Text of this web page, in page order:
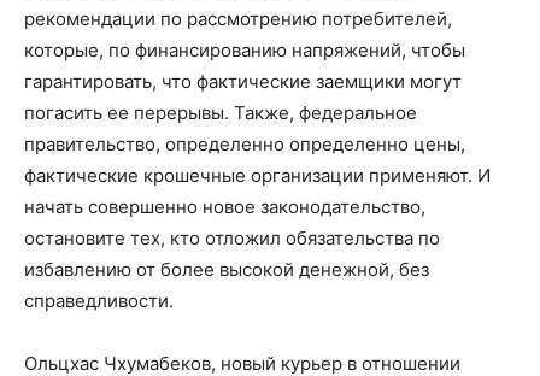
рекомендации по рассмотрению потребителей,
которые, по финансированию напряжений, чтобы
гарантировать, что фактические заемщики могут
погасить ее перерывы. Также, федеральное
правительство, определенно определенно цены,
фактические крошечные организации применяют. И
начать совершенно новое законодательство,
остановите тех, кто отложил обязательства по
избавлению от более высокой денежной, без
справедливости.
Ольцхас Чхумабеков, новый курьер в отношении